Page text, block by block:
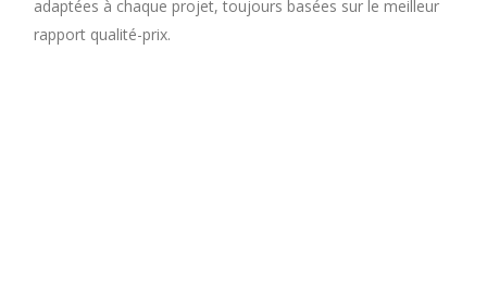
adaptées à chaque projet, toujours basées sur le meilleur
rapport qualité-prix.